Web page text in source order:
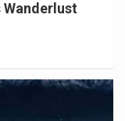
Wanderlust